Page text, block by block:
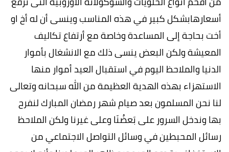
أسعارهابشكل كبير في هذه المناسب وينسى أن له أخ او
أخت بحاجة إلى المساعدة وخاصة مع أرتفاع تكاليف
المعيشة ولكن البعض ينسى ذلك مع الانشغال بأموار
الدنيا والملاحظ اليوم في استقبال العيد أموار منها
الاستهزاء بهذه الهدية العظيمة من الله سبحانه وتعالى
لنا نحن المسلمون بعد صيام شهر رمضان المبارك لنفرح
بها وندخل السرور على بَعضُنَا وعلى غيرنا ولكن الملاحظ
رسائل المحبطين في وسائل التواصل الاجتماعي من